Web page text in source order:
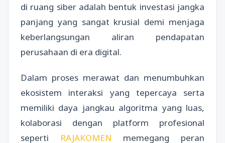
di ruang siber adalah bentuk investasi jangka
panjang yang sangat krusial demi menjaga
keberlangsungan aliran pendapatan
perusahaan di era digital.
Dalam proses merawat dan menumbuhkan
ekosistem interaksi yang tepercaya serta
memiliki daya jangkau algoritma yang luas,
kolaborasi dengan platform profesional
seperti
RAJAKOMEN memegang peran